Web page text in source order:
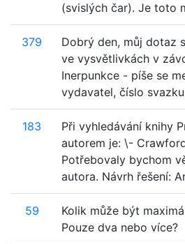
(svislých čar). Je toto
379
Dobrý den, můj dotaz
ve vysvětlivkách v
Inerpunkce - píše se
vydavatel, číslo
183
Při vyhledávání knihy
autorem je: \-
Potřebovaly bychom
autora. Návrh řešení:
59
Kolik může být
Pouze dva nebo více?